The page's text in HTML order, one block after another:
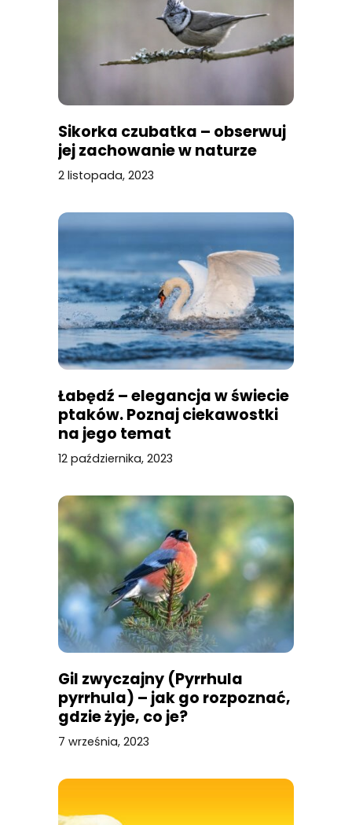
Sikorka czubatka – obserwuj
jej zachowanie w naturze
2 listopada, 2023
Łabędź – elegancja w świecie
ptaków. Poznaj ciekawostki
na jego temat
12 października, 2023
Gil zwyczajny (Pyrrhula
pyrrhula) – jak go rozpoznać,
gdzie żyje, co je?
7 września, 2023